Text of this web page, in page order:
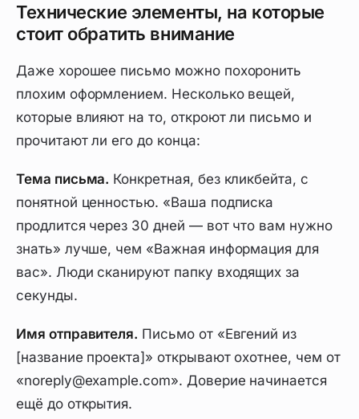
Технические элементы, на которые
стоит обратить внимание
Даже хорошее письмо можно похоронить
плохим оформлением. Несколько вещей,
которые влияют на то, откроют ли письмо и
прочитают ли его до конца:
Тема письма. Конкретная, без кликбейта, с
понятной ценностью. «Ваша подписка
продлится через 30 дней — вот что вам нужно
знать» лучше, чем «Важная информация для
вас». Люди сканируют папку входящих за
секунды.
Имя отправителя. Письмо от «Евгений из
[название проекта]» открывают охотнее, чем от
«noreply@example.com». Доверие начинается
ещё до открытия.